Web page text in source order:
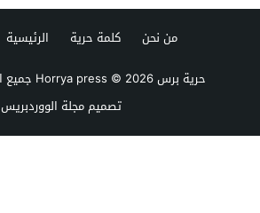
من نحن كلمة حرية الرئيسية
حرية برس Horrya press© 2026 جميع الحقوق محفوظة.
تصميممجلة الووردبريس